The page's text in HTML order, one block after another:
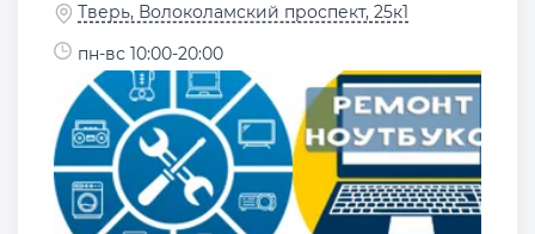
Тверь, Волоколамский проспект, 25к1
пн-вс 10:00-20:00